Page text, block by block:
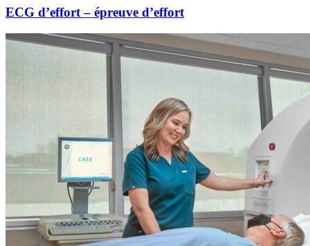
ECG d’effort – épreuve d’effort